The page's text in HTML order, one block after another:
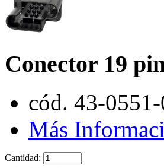
Conector 19
cód. 43-0551-
Más
Cantidad: